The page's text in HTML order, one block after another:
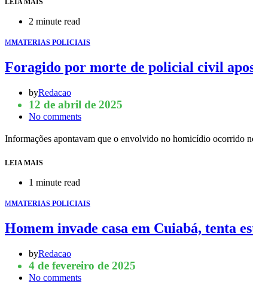
LEIA MAIS
2 minute read
MMATERIAS POLICIAIS
Foragido por morte de policial civil
byRedacao
12 de abril de 2025
No comments
Informações apontavam que o envolvido no homicídio ocorrido
LEIA MAIS
1 minute read
MMATERIAS POLICIAIS
Homem invade casa em Cuiabá, tenta
byRedacao
4 de fevereiro de 2025
No comments